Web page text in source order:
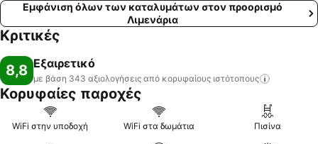
Εμφάνιση όλων των καταλυμάτων στον προορισμό
Λιμενάρια
Κριτικές
8,8 Εξαιρετικό
με βάση 343 αξιολογήσεις από κορυφαίους ιστότοπους
Κορυφαίες παροχές
WiFi στην υποδοχή WiFi στα δωμάτια Πισίνα